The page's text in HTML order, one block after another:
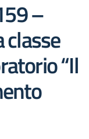
–
classe
“Il